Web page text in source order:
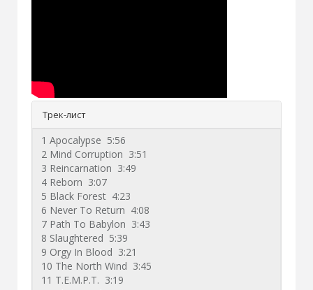
Трек-лист